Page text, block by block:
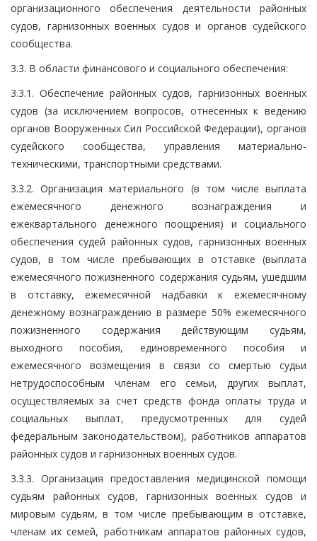
организационного обеспечения деятельности районных
судов, гарнизонных военных судов и органов судейского
сообщества.
3.3. В области финансового и социального обеспечения:
3.3.1. Обеспечение районных судов, гарнизонных военных
судов (за исключением вопросов, отнесенных к ведению
органов Вооруженных Сил Российской Федерации), органов
судейского сообщества, управления материально-
техническими, транспортными средствами.
3.3.2. Организация материального (в том числе выплата
ежемесячного денежного вознаграждения и
ежеквартального денежного поощрения) и социального
обеспечения судей районных судов, гарнизонных военных
судов, в том числе пребывающих в отставке (выплата
ежемесячного пожизненного содержания судьям, ушедшим
в отставку, ежемесячной надбавки к ежемесячному
денежному вознаграждению в размере 50% ежемесячного
пожизненного содержания действующим судьям,
выходного пособия, единовременного пособия и
ежемесячного возмещения в связи со смертью судьи
нетрудоспособным членам его семьи, других выплат,
осуществляемых за счет средств фонда оплаты труда и
социальных выплат, предусмотренных для судей
федеральным законодательством), работников аппаратов
районных судов и гарнизонных военных судов.
3.3.3. Организация предоставления медицинской помощи
судьям районных судов, гарнизонных военных судов и
мировым судьям, в том числе пребывающим в отставке,
членам их семей, работникам аппаратов районных судов,